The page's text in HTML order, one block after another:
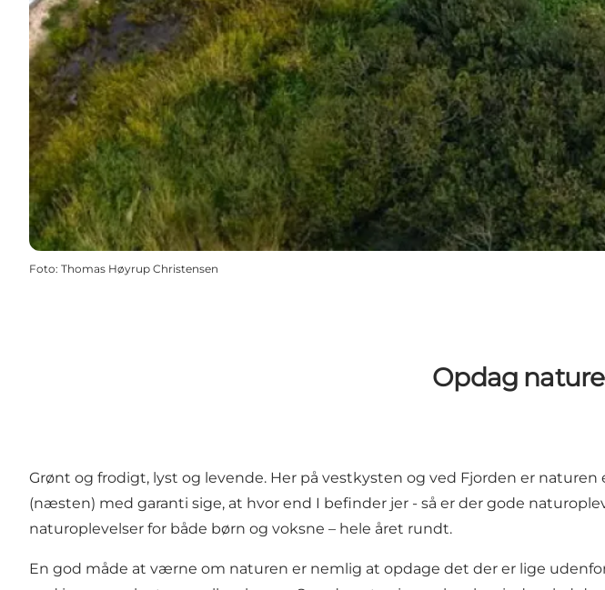
Foto: Thomas Høyrup Christensen
Opdag
Grønt og frodigt, lyst og levende. Her på vestkysten og ved Fjorden er
(næsten) med garanti sige, at hvor end I befinder jer - så er der gode
naturoplevelser for både børn og voksne – hele året rundt.
En god måde at værne om naturen er nemlig at opdage det der er lige